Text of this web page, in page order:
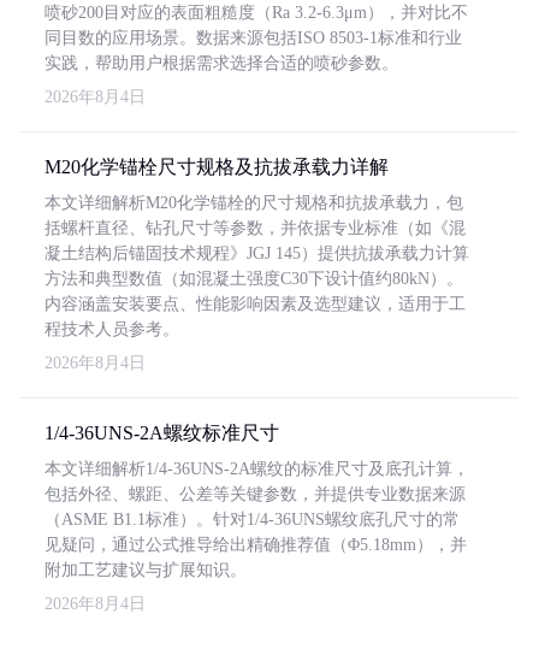
喷砂200目对应的表面粗糙度（Ra 3.2-6.3μm），并对比不
同目数的应用场景。数据来源包括ISO 8503-1标准和行业
实践，帮助用户根据需求选择合适的喷砂参数。
2026年8月4日
M20化学锚栓尺寸规格及抗拔承载力详解
本文详细解析M20化学锚栓的尺寸规格和抗拔承载力，包
括螺杆直径、钻孔尺寸等参数，并依据专业标准（如《混
凝土结构后锚固技术规程》JGJ 145）提供抗拔承载力计算
方法和典型数值（如混凝土强度C30下设计值约80kN）。
内容涵盖安装要点、性能影响因素及选型建议，适用于工
程技术人员参考。
2026年8月4日
1/4-36UNS-2A螺纹标准尺寸
本文详细解析1/4-36UNS-2A螺纹的标准尺寸及底孔计算，
包括外径、螺距、公差等关键参数，并提供专业数据来源
（ASME B1.1标准）。针对1/4-36UNS螺纹底孔尺寸的常
见疑问，通过公式推导给出精确推荐值（Φ5.18mm），并
附加工艺建议与扩展知识。
2026年8月4日